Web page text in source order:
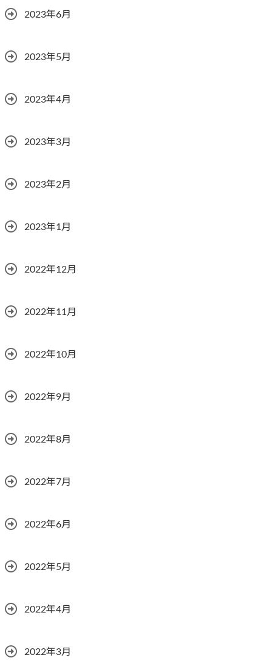
2023年6月
2023年5月
2023年4月
2023年3月
2023年2月
2023年1月
2022年12月
2022年11月
2022年10月
2022年9月
2022年8月
2022年7月
2022年6月
2022年5月
2022年4月
2022年3月